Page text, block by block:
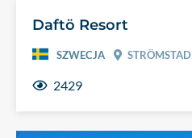
Daftö Resort
SZWECJA STRÖMSTAD
2429